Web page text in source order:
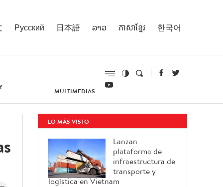
Русский 日本語 ລາວ ភាសាខ្មែរ 한국어
MULTIMEDIAS
LO MÁS VISTO
Lanzan
plataforma de
infraestructura de
transporte y
logística en Vietnam